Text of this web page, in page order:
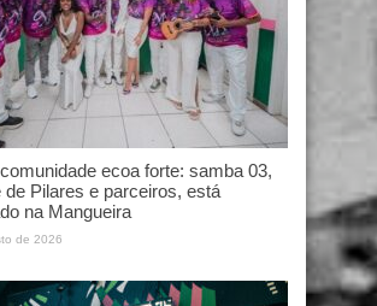
ecoa forte: samba 03,
de Pilares e parceiros, está
na Mangueira
de 2026